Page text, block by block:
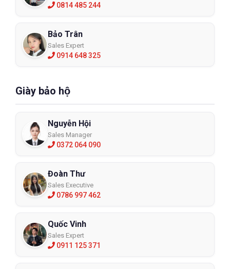
0814 485 244
Bảo Trân
Sales Expert
0914 648 325
Giày bảo hộ
Nguyễn Hội
Sales Manager
0372 064 090
Đoàn Thư
Sales Executive
0786 997 462
Quốc Vinh
Sales Expert
0911 125 371